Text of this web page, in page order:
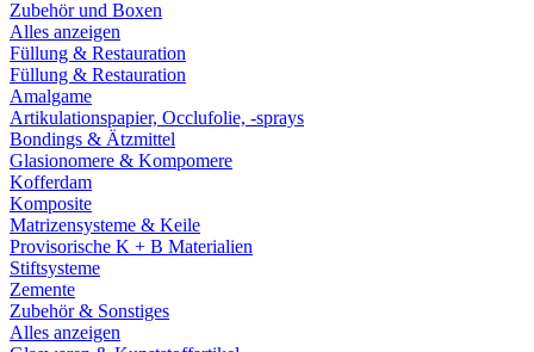
Zubehör und Boxen
Alles anzeigen
Füllung & Restauration
Füllung & Restauration
Amalgame
Artikulationspapier, Occlufolie, -sprays
Bondings & Ätzmittel
Glasionomere & Kompomere
Kofferdam
Komposite
Matrizensysteme & Keile
Provisorische K + B Materialien
Stiftsysteme
Zemente
Zubehör & Sonstiges
Alles anzeigen